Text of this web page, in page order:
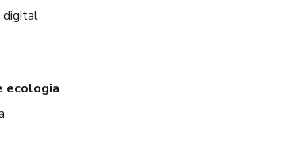
digital
ecologia